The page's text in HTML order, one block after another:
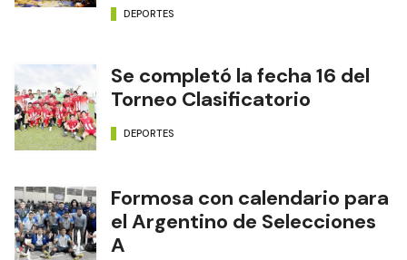
DEPORTES
Se completó la fecha 16 del
Torneo Clasificatorio
DEPORTES
Formosa con calendario para
el Argentino de Selecciones
A